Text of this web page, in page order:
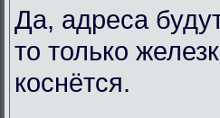
Да, адреса
то только
коснётся.